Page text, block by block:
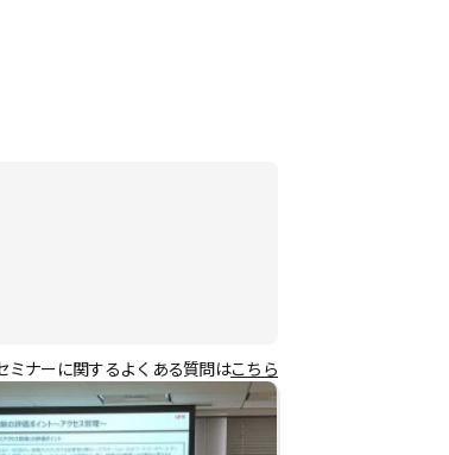
ミナーに関するよくある質問はこちら